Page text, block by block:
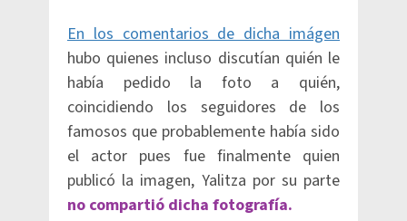
En los comentarios de dicha imágen
hubo quienes incluso discutían quién le
había pedido la foto a quién,
coincidiendo los seguidores de los
famosos que probablemente había sido
el actor pues fue finalmente quien
publicó la imagen, Yalitza por su parte
no compartió dicha fotografía.